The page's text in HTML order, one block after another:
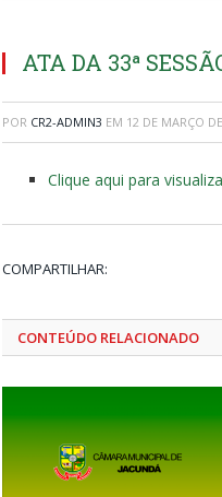
ATA DA 33ª
POR CR2-ADMIN3 EM 12 DE MARÇO
Clique aqui para
COMPARTILHAR:
CONTEÚDO RELACIONADO